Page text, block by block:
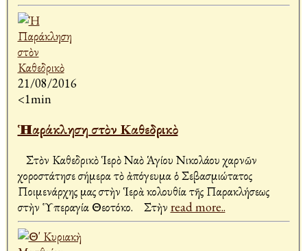
21/08/2016
<1min
Ἡ Παράκληση στὸν Καθεδρικὸ
Στὸν Καθεδρικὸ Ἱερὸ Ναὸ Ἁγίου Νικολάου Ἀχαρνῶν
χοροστάτησε σήμερα τὸ ἀπόγευμα ὁ Σεβασμιώτατος
Ποιμενάρχης μας στὴν Ἱερὰ Ἀκολουθία τῆς Παρακλήσεως
στὴν Ὑπεραγία Θεοτόκο. Στὴν read more..